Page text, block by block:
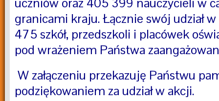
granicami kraju. Łącznie swój udział w
475 szkół, przedszkoli i placówek
pod wrażeniem Państwa
W załączeniu przekazuję Państwu
podziękowaniem za udział w akcji.